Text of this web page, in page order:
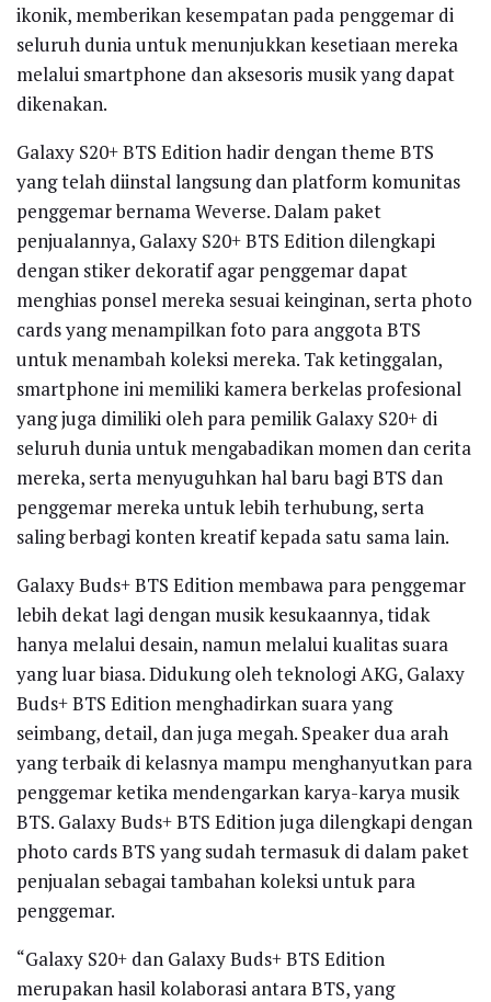
ikonik, memberikan kesempatan pada penggemar di
seluruh dunia untuk menunjukkan kesetiaan mereka
melalui smartphone dan aksesoris musik yang dapat
dikenakan.
Galaxy S20+ BTS Edition hadir dengan theme BTS
yang telah diinstal langsung dan platform komunitas
penggemar bernama Weverse. Dalam paket
penjualannya, Galaxy S20+ BTS Edition dilengkapi
dengan stiker dekoratif agar penggemar dapat
menghias ponsel mereka sesuai keinginan, serta photo
cards yang menampilkan foto para anggota BTS
untuk menambah koleksi mereka. Tak ketinggalan,
smartphone ini memiliki kamera berkelas profesional
yang juga dimiliki oleh para pemilik Galaxy S20+ di
seluruh dunia untuk mengabadikan momen dan cerita
mereka, serta menyuguhkan hal baru bagi BTS dan
penggemar mereka untuk lebih terhubung, serta
saling berbagi konten kreatif kepada satu sama lain.
Galaxy Buds+ BTS Edition membawa para penggemar
lebih dekat lagi dengan musik kesukaannya, tidak
hanya melalui desain, namun melalui kualitas suara
yang luar biasa. Didukung oleh teknologi AKG, Galaxy
Buds+ BTS Edition menghadirkan suara yang
seimbang, detail, dan juga megah. Speaker dua arah
yang terbaik di kelasnya mampu menghanyutkan para
penggemar ketika mendengarkan karya-karya musik
BTS. Galaxy Buds+ BTS Edition juga dilengkapi dengan
photo cards BTS yang sudah termasuk di dalam paket
penjualan sebagai tambahan koleksi untuk para
penggemar.
“Galaxy S20+ dan Galaxy Buds+ BTS Edition
merupakan hasil kolaborasi antara BTS, yang